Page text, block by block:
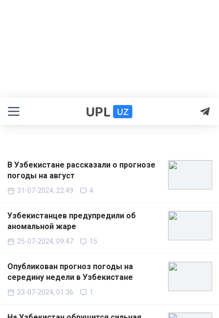
В Узбекистане рассказали о прогнозе
погоды на август
31-07-2024, 22:49 4
Узбекистанцев предупредили об
аномальной жаре
25-07-2024, 09:47 15
Опубликован прогноз погоды на
середину недели в Узбекистане
23-07-2024, 01:36 1